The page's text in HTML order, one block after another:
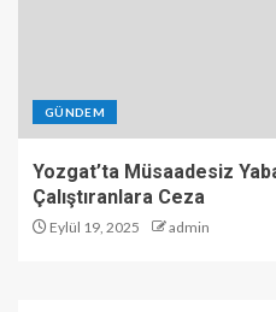
GÜNDEM
Yozgat’ta Müsaadesiz
Çalıştıranlara Ceza
Eylül 19, 2025 admin